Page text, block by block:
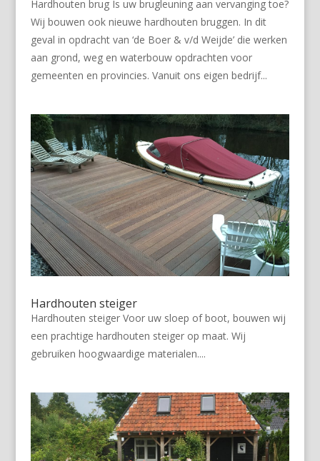
Hardhouten brug Is uw brugleuning aan vervanging toe?
Wij bouwen ook nieuwe hardhouten bruggen. In dit
geval in opdracht van ‘de Boer & v/d Weijde’ die werken
aan grond, weg en waterbouw opdrachten voor
gemeenten en provincies. Vanuit ons eigen bedrijf...
Hardhouten steiger
Hardhouten steiger Voor uw sloep of boot, bouwen wij
een prachtige hardhouten steiger op maat. Wij
gebruiken hoogwaardige materialen....